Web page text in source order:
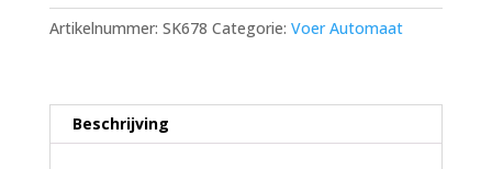
liter
aantal
Artikelnummer: SK678 Categorie: Voer Automaat
Beschrijving